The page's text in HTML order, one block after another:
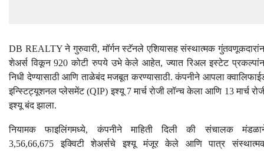
DB REALTY ने गुरुवारी, मॉर्गन स्टॅनले एशियासह संस्थात्मक
शेअर्स विकून 920 कोटी रुपये उभे केले आहेत, ज्यात रिअल इस्टेट
निधी देण्यासाठी आणि ताळेबंद मजबूत करण्यासाठी. कंपनीने आपला
इन्स्टिट्यूशनल प्लेसमेंट (QIP) इश्यू 7 मार्च रोजी लॉन्च केला आणि 13 मार्च
इश्यू बंद झाला.
नियामक फाइलिंगमध्ये, कंपनीने माहिती दिली की संचालक
3,56,66,675 इक्विटी शेअर्सचे इश्यू मंजूर केले आणि पात्र